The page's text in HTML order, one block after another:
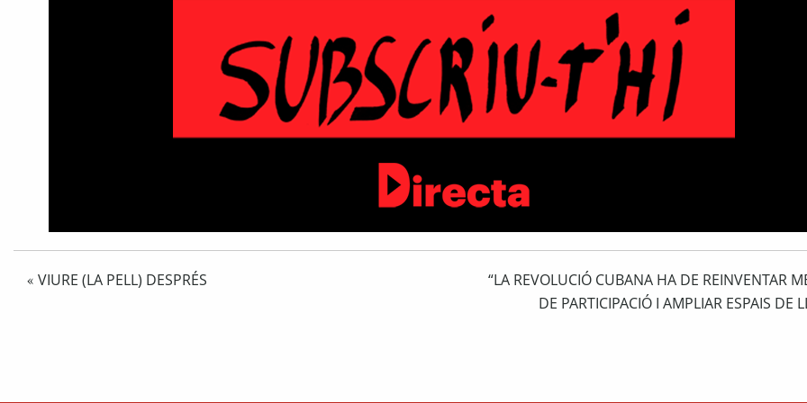
« VIURE (LA PELL) DESPRÉS
“LA REVOLUCIÓ CUBANA HA DE REINVENTAR
DE PARTICIPACIÓ I AMPLIAR ESPAIS DE